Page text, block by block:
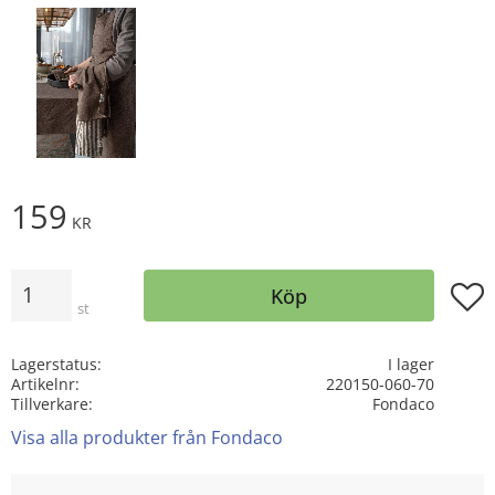
159 KR
st Köp
Lagerstatus
I lager
Artikelnr
220150-060-70
Tillverkare
Fondaco
Visa alla produkter från Fondaco